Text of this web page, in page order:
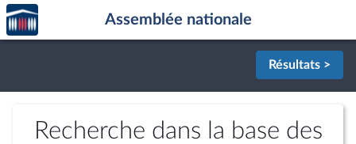
Aller au contenu
Aller en bas de la page
Accèder
à la
page
Assemblée nationale
Résultats >
Recherche dans la base des